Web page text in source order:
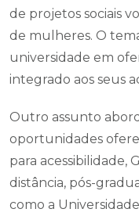
de projetos sociais
de mulheres. O
universidade em
integrado aos seus
Outro assunto
oportunidades
para acessibilidade,
distância, pós-
como a